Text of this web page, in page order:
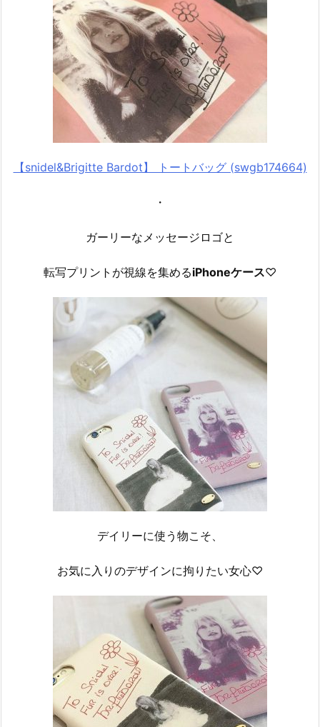
【snidel&Brigitte Bardot】 トートバッグ (swgb174664)
・
ガーリーなメッセージロゴと
転写プリントが視線を集めるiPhoneケース♡
デイリーに使う物こそ、
お気に入りのデザインに拘りたい女心♡